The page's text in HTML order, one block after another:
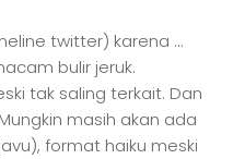
twitter) karena …
bulir jeruk.
tak saling terkait. Dan
masih akan ada
format haiku meski